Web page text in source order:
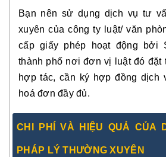
Bạn nên sử dụng dịch vụ tư
xuyên của công ty luật/ văn
cấp giấy phép hoạt động bởi
thành phố nơi đơn vị luật đó đặt
hợp tác, cần ký hợp đồng dịch
hoá đơn đầy đủ.
CHI PHÍ VÀ HIỆU QUẢ CỦA
PHÁP LÝ THƯỜNG XUYÊN